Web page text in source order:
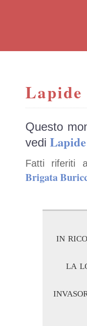
Questo
vedi
Fatti riferiti
Brigata
in
la